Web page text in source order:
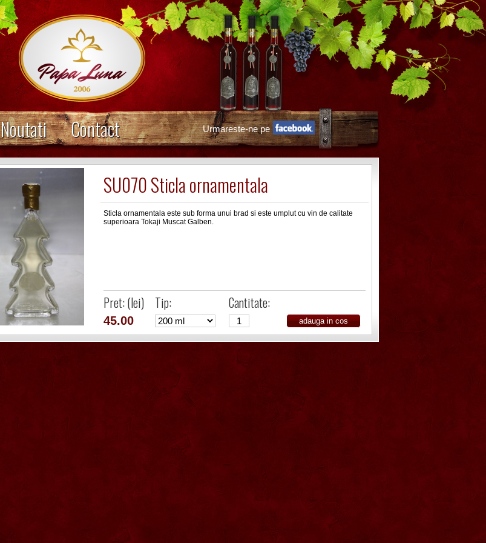
Noutati Contact Urmareste-ne pe
SU070 Sticla ornamentala
Sticla ornamentala este sub forma unui brad si este umplut cu vin de calitate
superioara Tokaji Muscat Galben.
Pret: (lei) Tip: Cantitate:
45.00